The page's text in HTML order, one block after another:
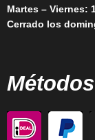
Martes – Viernes:
Cerrado los